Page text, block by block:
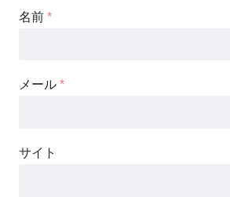
名前 *
メール *
サイト